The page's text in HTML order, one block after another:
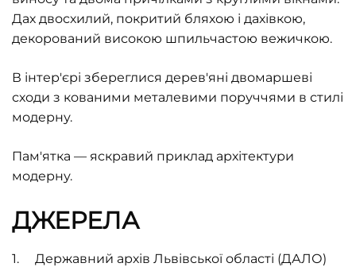
Дах двосхилий, покритий бляхою і дахівкою,
декорований високою шпильчастою вежичкою.
В інтер'єрі збереглися дерев'яні двомаршеві
сходи з кованими металевими поруччями в стилі
модерну.
Пам'ятка — яскравий приклад архітектури
модерну.
ДЖЕРЕЛА
Державний архів Львівської області (ДАЛО)